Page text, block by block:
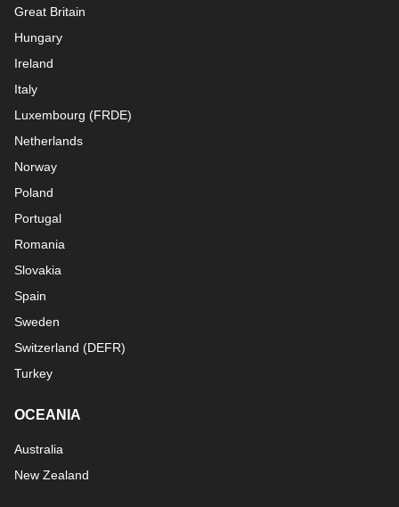
Great Britain
Hungary
Ireland
Italy
Luxembourg (FRDE)
Netherlands
Norway
Poland
Portugal
Romania
Slovakia
Spain
Sweden
Switzerland (DEFR)
Turkey
OCEANIA
Australia
New Zealand